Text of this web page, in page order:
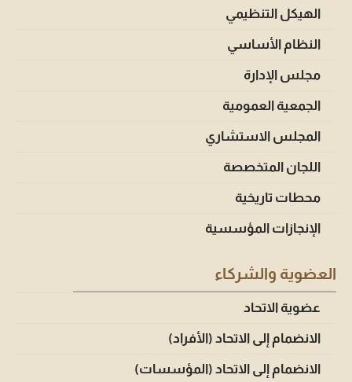
الهيكل التنظيمي
النظام الأساسي
مجلس الإدارة
الجمعية العمومية
المجلس الاستشاري
اللجان المتخصصة
محطات تاريخية
الإنجازات المؤسسية
العضوية والشركاء
عضوية الاتحاد
الانضمام إلى الاتحاد (الأفراد)
الانضمام إلى الاتحاد (المؤسسات)